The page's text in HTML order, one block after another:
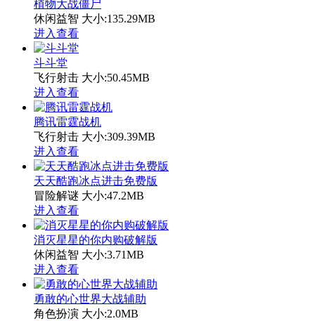
植物大战僵尸
休闲益智 大小:135.29MB
进入查看
斗斗堂
飞行射击 大小:50.45MB
进入查看
腾讯雷霆战机
飞行射击 大小:309.39MB
进入查看
天天酷跑冰点进击免费版
冒险解谜 大小:47.2MB
进入查看
消灭星星的你内购破解版
休闲益智 大小:3.71MB
进入查看
勇敢的心世界大战辅助
角色扮演 大小:2.0MB